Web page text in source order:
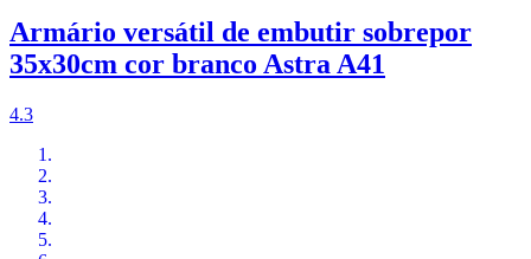
Armário versátil de embutir sobrepor
35x30cm cor branco Astra A41
4.3